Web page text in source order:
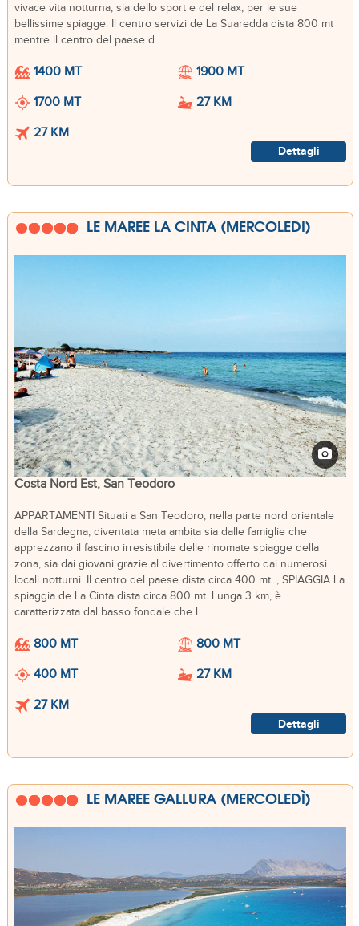
vivace vita notturna, sia dello sport e del relax, per le sue
bellissime spiagge. Il centro servizi de La Suaredda dista 800 mt
mentre il centro del paese d ..
1400 MT
1900 MT
1700 MT
27 KM
27 KM
Dettagli
LE MAREE LA CINTA (MERCOLEDI)
Costa Nord Est, San Teodoro
APPARTAMENTI Situati a San Teodoro, nella parte nord orientale
della Sardegna, diventata meta ambita sia dalle famiglie che
apprezzano il fascino irresistibile delle rinomate spiagge della
zona, sia dai giovani grazie al divertimento offerto dai numerosi
locali notturni. Il centro del paese dista circa 400 mt. , SPIAGGIA La
spiaggia de La Cinta dista circa 800 mt. Lunga 3 km, è
caratterizzata dal basso fondale che l ..
800 MT
800 MT
400 MT
27 KM
27 KM
Dettagli
LE MAREE GALLURA (MERCOLEDÌ)